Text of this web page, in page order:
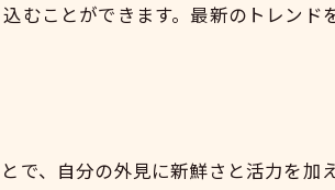
むことができます。最新のトレンド
で、自分の外見に新鮮さと活力を加